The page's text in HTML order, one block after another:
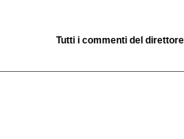
Tutti i commenti del direttore